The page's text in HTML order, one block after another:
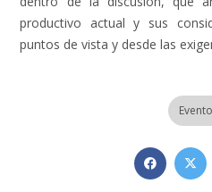
productivo actual y sus
puntos de vista y desde las